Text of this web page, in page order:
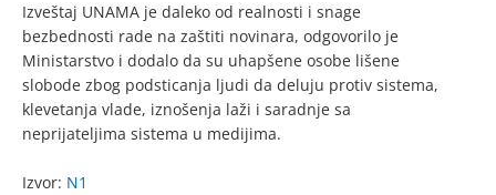
Izveštaj UNAMA je daleko od realnosti i snage
bezbednosti rade na zaštiti novinara, odgovorilo je
Ministarstvo i dodalo da su uhapšene osobe lišene
slobode zbog podsticanja ljudi da deluju protiv sistema,
klevetanja vlade, iznošenja laži i saradnje sa
neprijateljima sistema u medijima.
Izvor: N1